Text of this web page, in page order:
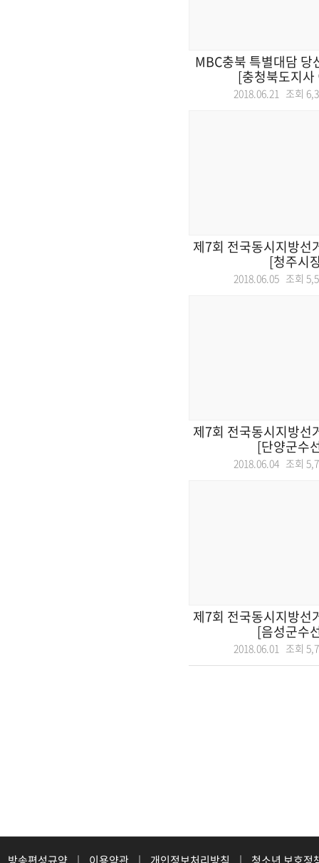
MBC충북 특별대담 당
[충청북도지사
2018.06.21 조회
제7회 전국동시지방선
[청주시
2018.06.05 조회
제7회 전국동시지방선
[단양군수
2018.06.04 조회
제7회 전국동시지방선
[음성군수
2018.06.01 조회